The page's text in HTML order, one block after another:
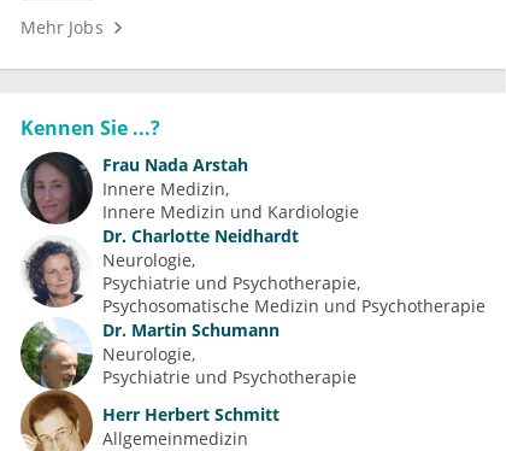
Mehr Jobs
Kennen Sie ...?
Frau Nada Arstah
Innere Medizin
Innere Medizin und Kardiologie
Dr. Charlotte Neidhardt
Neurologie
Psychiatrie und Psychotherapie
Psychosomatische Medizin und Psychotherapie
Dr. Martin Schumann
Neurologie
Psychiatrie und Psychotherapie
Herr Herbert Schmitt
Allgemeinmedizin